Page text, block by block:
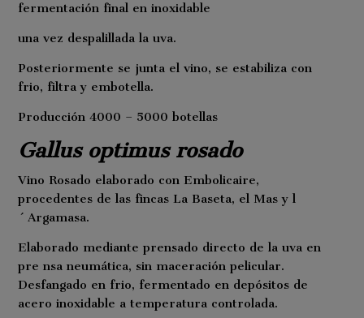
fermentación final en inoxidable
una vez despalillada la uva.
Posteriormente se junta el vino, se estabiliza con
frio, filtra y embotella.
Producción 4000 – 5000 botellas
Gallus optimus rosado
Vino Rosado elaborado con Embolicaire,
procedentes de las fincas La Baseta, el Mas y l
´Argamasa.
Elaborado mediante prensado directo de la uva en
pre nsa neumática, sin maceración pelicular.
Desfangado en frio, fermentado en depósitos de
acero inoxidable a temperatura controlada.